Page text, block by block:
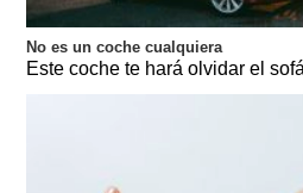
No es un coche cualquiera
Este coche te hará olvidar el